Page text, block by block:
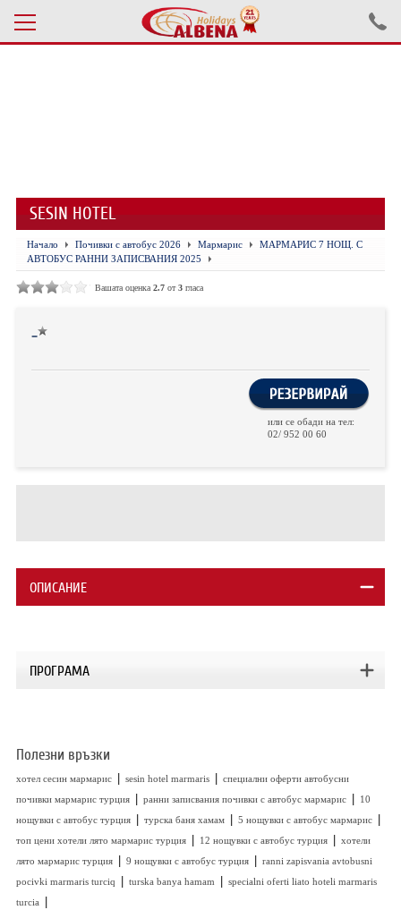
ЕКСКУРЗИИ САМОЛЕТ
ЕКСКУРЗИИ АВТОБУС
БЪЛГАРИЯ
ХОТЕЛИ В ТУРЦИЯ
ТУРЦИЯ С КОЛА
ЗА НАС
ОБЩИ УСЛОВИЯ ПАКЕТНИ
ПОЛИТИКА ЗА ПОВЕРИТЕЛНОСТ
SESIN HOTEL
Начало Почивки с автобус 2026 Мармарис
МАРМАРИС 7 НОЩ. С
АВТОБУС РАННИ ЗАПИСВАНИЯ 2025
Вашата оценка 2.7от3гласа
-
или се обади на тел:
02/ 952 00 60
ОПИСАНИЕ
ПРОГРАМА
Полезни връзки
хотел сесин мармарис | sesin hotel marmaris | специални оферти автобусни
почивки мармарис турция | ранни записвания почивки с автобус мармарис | 10
нощувки с автобус турция | турска баня хамам | 5 нощувки с автобус мармарис |
топ цени хотели лято мармарис турция | 12 нощувки с автобус турция | хотели
лято мармарис турция | 9 нощувки с автобус турция | ranni zapisvania avtobusni
pocivki marmaris turciq
| turska banya hamam | specialni oferti liato hoteli marmaris
turcia
|